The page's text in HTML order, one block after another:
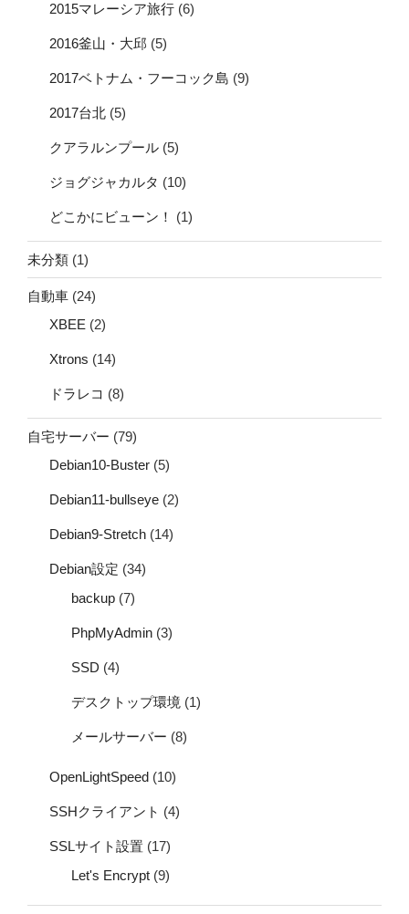
2015マレーシア旅行 (6)
2016釜山・大邱 (5)
2017ベトナム・フーコック島 (9)
2017台北 (5)
クアラルンプール (5)
ジョグジャカルタ (10)
どこかにビューン！ (1)
未分類 (1)
自動車 (24)
XBEE (2)
Xtrons (14)
ドラレコ (8)
自宅サーバー (79)
Debian10-Buster (5)
Debian11-bullseye (2)
Debian9-Stretch (14)
Debian設定 (34)
backup (7)
PhpMyAdmin (3)
SSD (4)
デスクトップ環境 (1)
メールサーバー (8)
OpenLightSpeed (10)
SSHクライアント (4)
SSLサイト設置 (17)
Let's Encrypt (9)